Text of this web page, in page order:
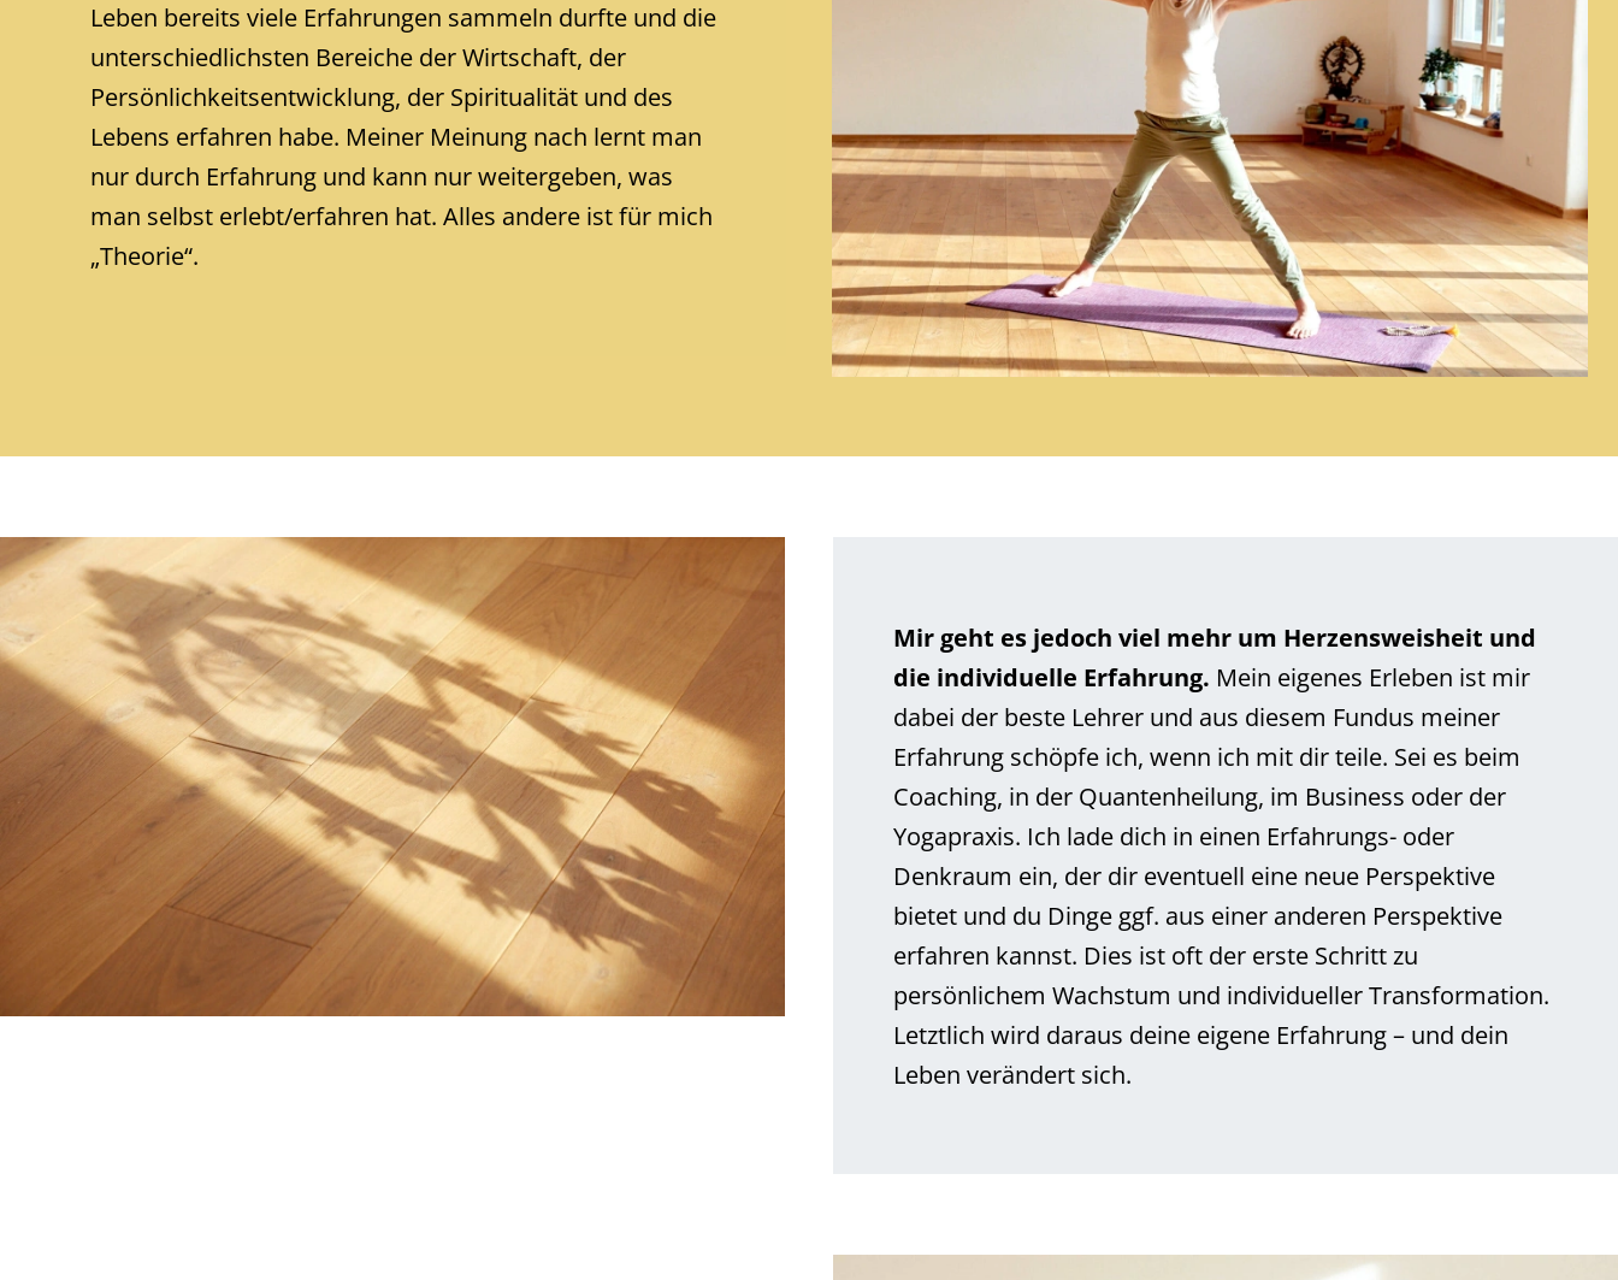
Leben bereits viele Erfahrungen sammeln durfte und die
unterschiedlichsten Bereiche der Wirtschaft, der
Persönlichkeitsentwicklung, der Spiritualität und des
Lebens erfahren habe. Meiner Meinung nach lernt man
nur durch Erfahrung und kann nur weitergeben, was
man selbst erlebt/erfahren hat. Alles andere ist für mich
„Theorie“.
Mir geht es jedoch viel mehr um Herzensweisheit und
die individuelle Erfahrung. Mein eigenes Erleben ist mir
dabei der beste Lehrer und aus diesem Fundus meiner
Erfahrung schöpfe ich, wenn ich mit dir teile. Sei es beim
Coaching, in der Quantenheilung, im Business oder der
Yogapraxis. Ich lade dich in einen Erfahrungs- oder
Denkraum ein, der dir eventuell eine neue Perspektive
bietet und du Dinge ggf. aus einer anderen Perspektive
erfahren kannst. Dies ist oft der erste Schritt zu
persönlichem Wachstum und individueller Transformation.
Letztlich wird daraus deine eigene Erfahrung – und dein
Leben verändert sich.